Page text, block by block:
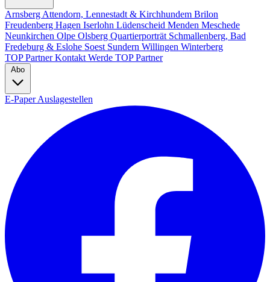
Arnsberg Attendorn, Lennestadt & Kirchhundem Brilon
Freudenberg Hagen Iserlohn Lüdenscheid Menden Meschede
Neunkirchen Olpe Olsberg Quartierporträt Schmallenberg, Bad
Fredeburg & Eslohe Soest Sundern Willingen Winterberg
TOP PartnerKontakt Werde TOP Partner
Abo
E-PaperAuslagestellen